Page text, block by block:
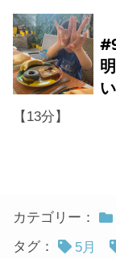
【13分】
カテゴリー：
タグ：
5月